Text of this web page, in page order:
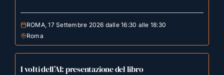
ROMA, 17 Settembre 2026 dalle 16:30 alle 18:30
Roma
I volti dell’AI: presentazione del libro